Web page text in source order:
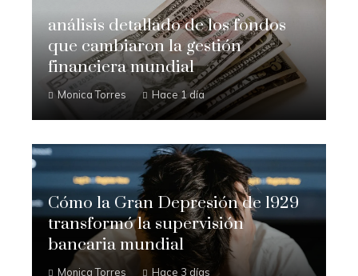
análisis detallado de los fondos
que cambiaron la gestión
financiera mundial
Monica Torres Hace 1 día
Cómo la Gran Depresión de 1929
transformó la supervisión
bancaria mundial
Monica Torres Hace 3 días